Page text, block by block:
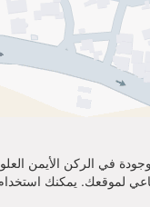
في الركن الأيمن